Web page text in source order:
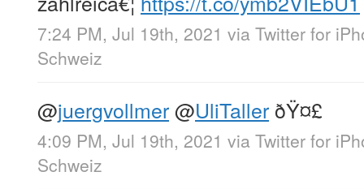
7:24 PM, Jul 19th, 2021 via Twitter for
Schweiz
@juergvollmer@UliTaller ðŸ¤£
4:09 PM, Jul 19th, 2021 via Twitter for
Schweiz